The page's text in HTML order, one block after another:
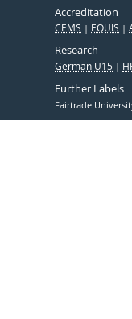
Accreditation
CEMS EQUIS
Research
German U15
Further Labels
Fairtrade